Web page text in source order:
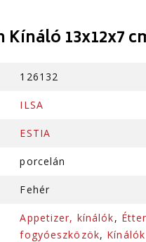
Kínáló 13x12x7
126132
ILSA
ESTIA
porcelán
Fehér
Appetizer, kínálók,
fogyóeszközök, Kínálók